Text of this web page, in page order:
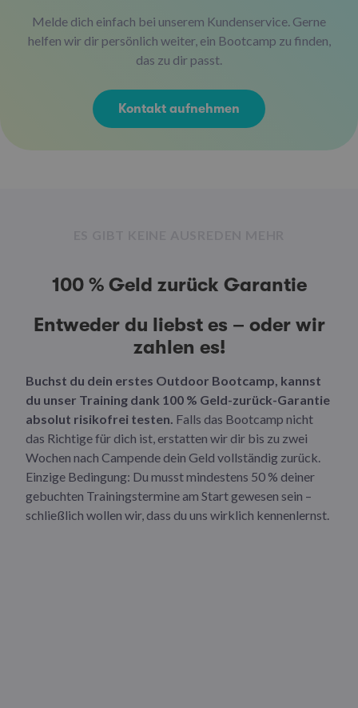
Melde dich einfach bei unserem Kundenservice. Gerne
helfen wir dir persönlich weiter, ein Bootcamp zu finden,
das zu dir passt.
Kontakt aufnehmen
100 % Geld zurück Garantie
Entweder du liebst es – oder wir
zahlen es!
Buchst du dein erstes Outdoor Bootcamp, kannst
du unser Training dank 100 % Geld-zurück-Garantie
absolut risikofrei testen. Falls das Bootcamp nicht
das Richtige für dich ist, erstatten wir dir bis zu zwei
Wochen nach Campende dein Geld vollständig zurück.
Einzige Bedingung: Du musst mindestens 50 % deiner
gebuchten Trainingstermine am Start gewesen sein –
schließlich wollen wir, dass du uns wirklich kennenlernst.